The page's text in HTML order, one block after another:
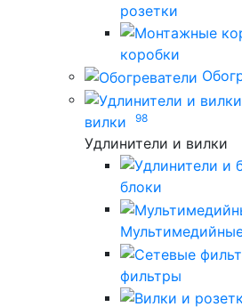
розетки
коробки
вилки
98
Удлинители и вилки
блоки
фильтры